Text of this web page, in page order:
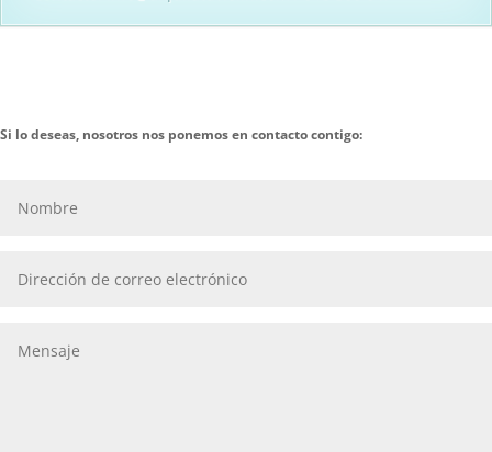
Si lo deseas, nosotros nos ponemos en contacto contigo: